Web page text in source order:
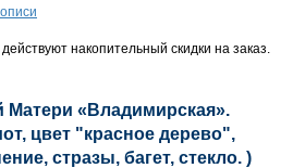
накопительный скидки на заказ.
Матери «Владимирская».
цвет "красное дерево",
стразы, багет, стекло. )